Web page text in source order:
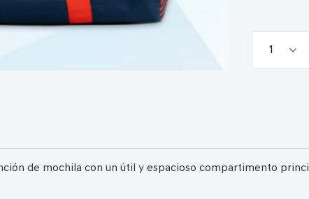
de mochila con un útil y espacioso compartimento